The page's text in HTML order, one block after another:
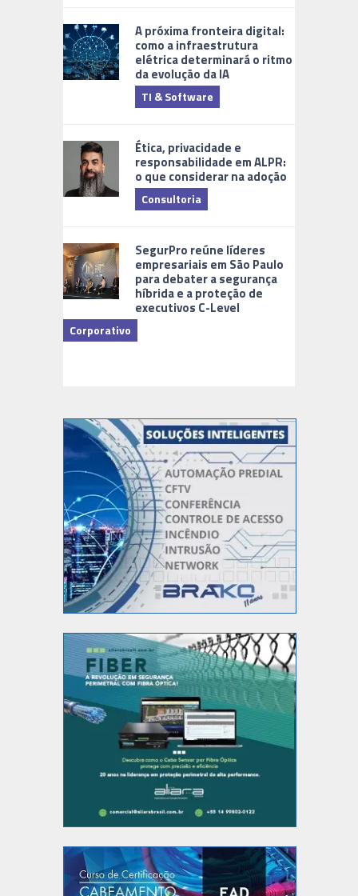
A próxima fronteira digital:
como a infraestrutura
elétrica determinará o ritmo
da evolução da IA
TI & Software
Ética, privacidade e
responsabilidade em ALPR:
o que considerar na adoção
Consultoria
SegurPro reúne líderes
empresariais em São Paulo
para debater a segurança
híbrida e a proteção de
executivos C-Level
Corporativo